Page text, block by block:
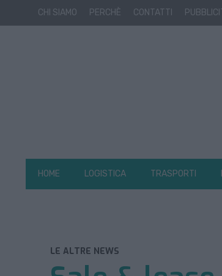
CHI SIAMO PERCHÈ CONTATTI
HOME LOGISTICA TRASPORTI
LE ALTRE NEWS